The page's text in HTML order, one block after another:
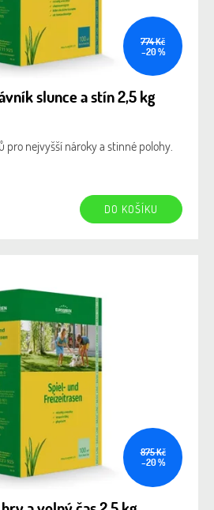
774 Kč
–20 %
slunce a stín 2,5 kg
pro nejvyšší nároky a stinné polohy.
DO KOŠÍKU
875 Kč
–20 %